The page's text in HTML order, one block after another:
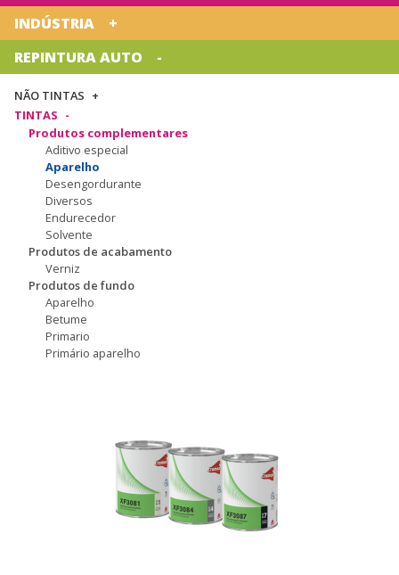
INDÚSTRIA
REPINTURA AUTO
NÃO TINTAS
TINTAS
Produtos complementares
Aditivo especial
Aparelho
Desengordurante
Diversos
Endurecedor
Solvente
Produtos de acabamento
Verniz
Produtos de fundo
Aparelho
Betume
Primario
Primário aparelho